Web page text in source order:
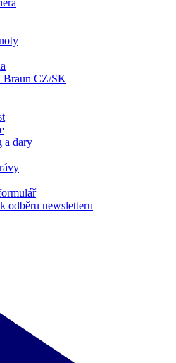
Braun CZ/SK
a dary
odběru newsletteru